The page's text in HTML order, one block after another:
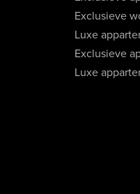
Exclusieve
Luxe
Exclusieve
Luxe